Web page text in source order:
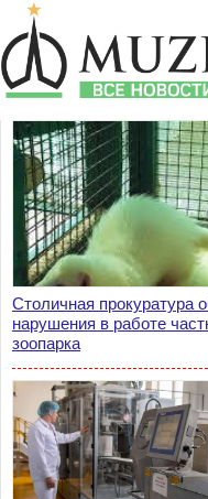
Столичная прокуратура
нарушения в работе
зоопарка